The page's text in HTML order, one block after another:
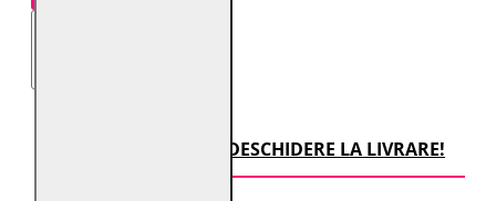
TRANSPORT CU DESCHIDERE LA LIVRARE!